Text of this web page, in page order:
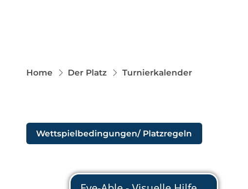
Home Der Platz Turnierkalender
Wettspielbedingungen/ Platzregeln